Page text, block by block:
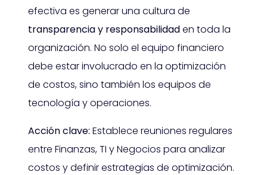
efectiva es generar una cultura de
transparencia y responsabilidaden toda la
organización. No solo el equipo financiero
debe estar involucrado en la optimización
de costos, sino también los equipos de
tecnología y operaciones.
Acción clave: Establece reuniones regulares
entre Finanzas, TI y Negocios para analizar
costos y definir estrategias de optimización.